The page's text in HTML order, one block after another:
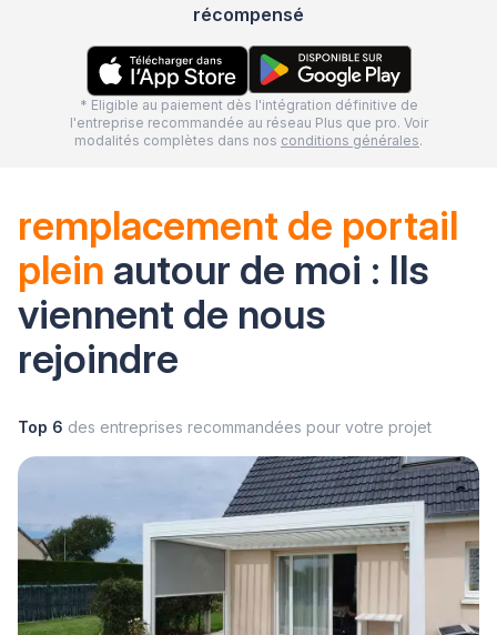
récompensé
* Eligible au paiement dès l'intégration définitive de
l'entreprise recommandée au réseau Plus que pro. Voir
modalités complètes dans nos conditions générales.
remplacement de portail
plein autour de moi : Ils
viennent de nous
rejoindre
Top 6 des entreprises recommandées pour votre projet